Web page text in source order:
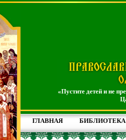
«Пустите детей и не
ГЛАВНАЯ БИБЛИОТЕКА